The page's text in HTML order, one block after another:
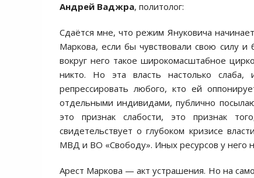
Андрей Ваджра, политолог:
Сдаётся мне, что режим Януковича
Маркова, если бы чувствовали свою силу
вокруг него такое широкомасштабное
никто. Но эта власть настолько
репрессировать любого, кто ей
отдельными индивидами, публично
это признак слабости, это признак
свидетельствует о глубоком кризисе
МВД и ВО «Свободу». Иных ресурсов у него
Арест Маркова — акт устрашения. Но на